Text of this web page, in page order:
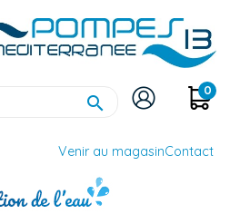

0
Venir au magasinContact